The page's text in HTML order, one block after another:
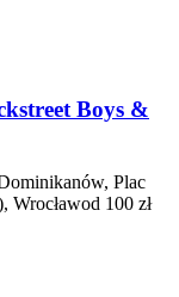
Boys &
Plac
Wrocławod 100 zł